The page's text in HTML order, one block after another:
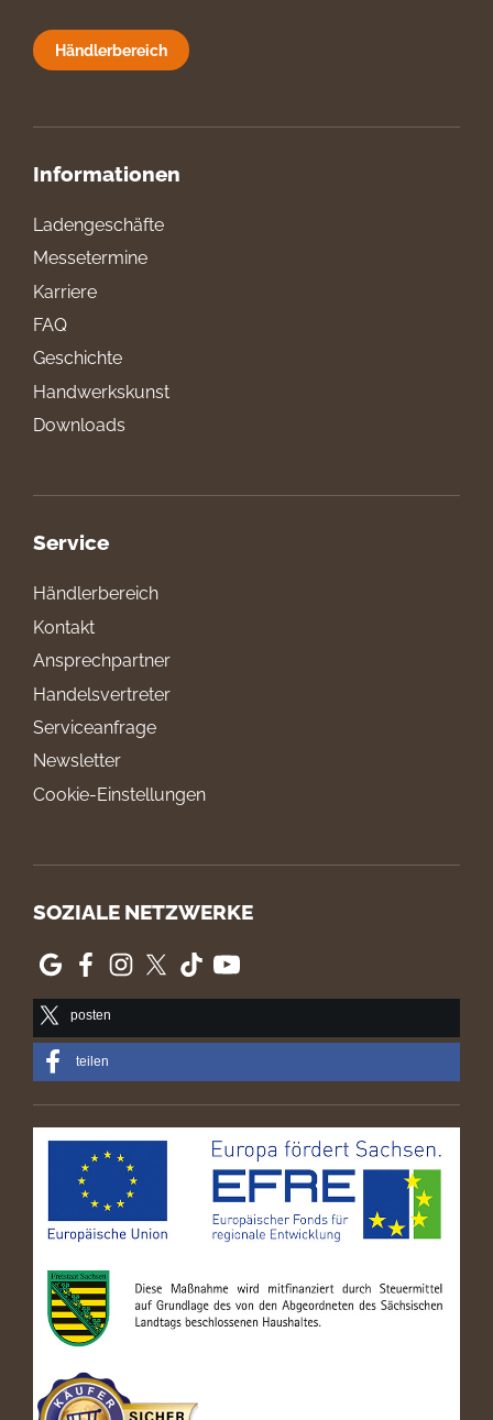
Händlerbereich
Informationen
Ladengeschäfte
Messetermine
Karriere
FAQ
Geschichte
Handwerkskunst
Downloads
Service
Händlerbereich
Kontakt
Ansprechpartner
Handelsvertreter
Serviceanfrage
Newsletter
Cookie-Einstellungen
SOZIALE NETZWERKE
posten
teilen